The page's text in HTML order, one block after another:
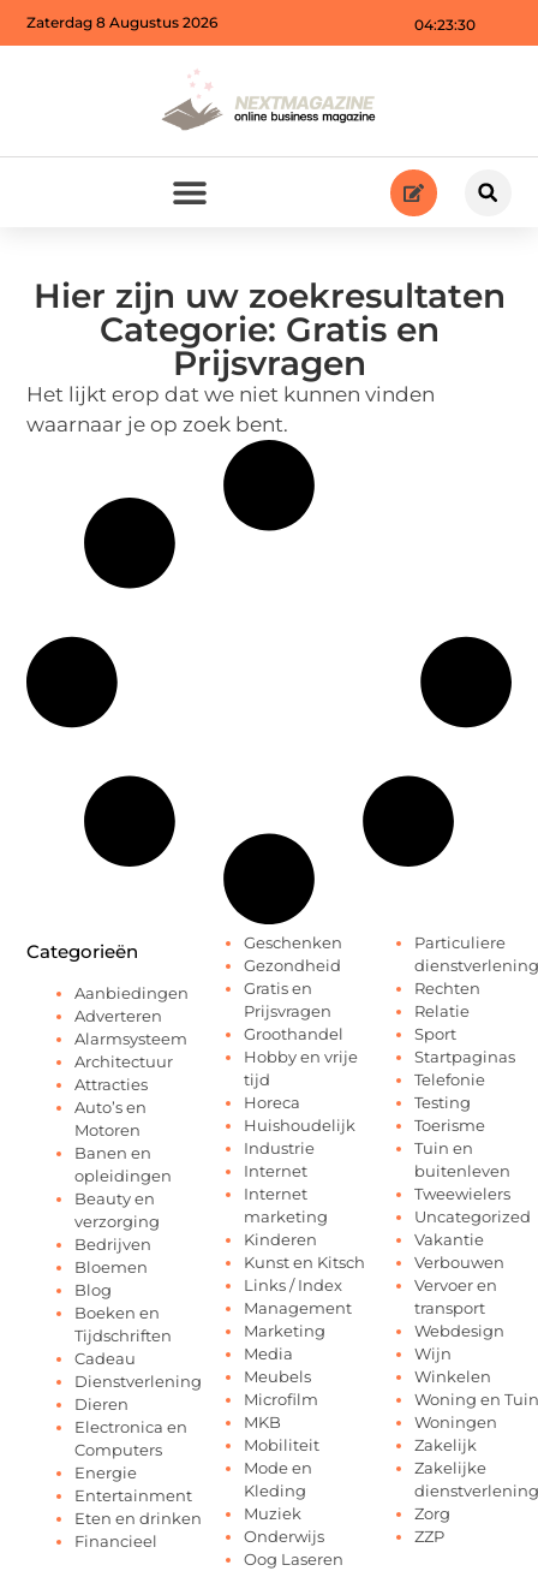
04:23:30
Zaterdag 8 Augustus 2026
Hier zijn uw zoekresultaten
Categorie: Gratis en
Prijsvragen
Het lijkt erop dat we niet kunnen vinden
waarnaar je op zoek bent.
Categorieën
Aanbiedingen
Adverteren
Alarmsysteem
Architectuur
Attracties
Auto’s en
Motoren
Banen en
opleidingen
Beauty en
verzorging
Bedrijven
Bloemen
Blog
Boeken en
Tijdschriften
Cadeau
Dienstverlening
Dieren
Electronica en
Computers
Energie
Entertainment
Eten en drinken
Financieel
Geschenken
Gezondheid
Gratis en
Prijsvragen
Groothandel
Hobby en vrije
tijd
Horeca
Huishoudelijk
Industrie
Internet
Internet
marketing
Kinderen
Kunst en Kitsch
Links / Index
Management
Marketing
Media
Meubels
Microfilm
MKB
Mobiliteit
Mode en
Kleding
Muziek
Onderwijs
Oog Laseren
Particuliere
dienstverlening
Rechten
Relatie
Sport
Startpaginas
Telefonie
Testing
Toerisme
Tuin en
buitenleven
Tweewielers
Uncategorized
Vakantie
Verbouwen
Vervoer en
transport
Webdesign
Wijn
Winkelen
Woning en Tuin
Woningen
Zakelijk
Zakelijke
dienstverlening
Zorg
ZZP